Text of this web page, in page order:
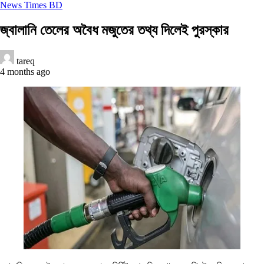
News Times BD
জ্বালানি তেলের অবৈধ মজুতের তথ্য দিলেই পুরস্কার
tareq
4 months ago